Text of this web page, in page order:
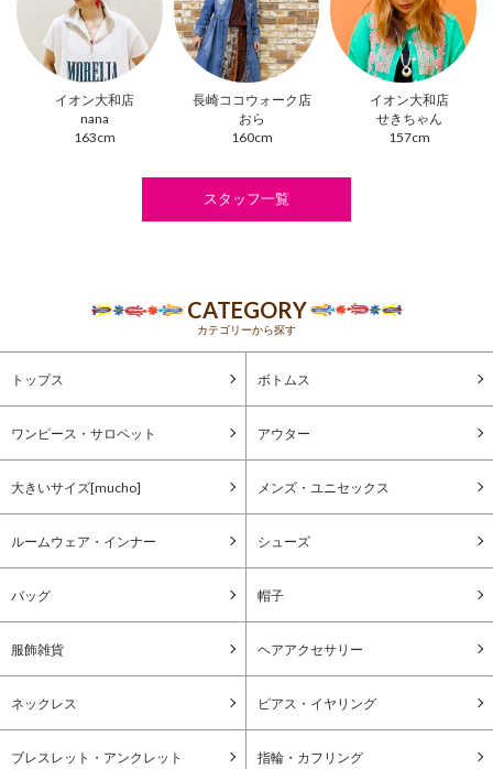
イオン大和店
nana
163cm
長崎ココウォーク店
おら
160cm
イオン大和店
せきちゃん
157cm
スタッフ一覧
CATEGORY
カテゴリーから探す
トップス ボトムス
ワンピース・サロペット アウター
大きいサイズ[mucho] メンズ・ユニセックス
ルームウェア・インナー シューズ
バッグ 帽子
服飾雑貨 ヘアアクセサリー
ネックレス ピアス・イヤリング
ブレスレット・アンクレット 指輪・カフリング